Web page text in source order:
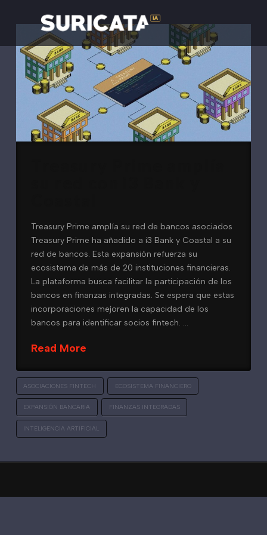
Treasury Prime amplía su red de bancos asociados
Treasury Prime ha añadido a i3 Bank y Coastal a su
red de bancos. Esta expansión refuerza su
ecosistema de más de 20 instituciones financieras.
La plataforma busca facilitar la participación de los
bancos en finanzas integradas. Se espera que estas
incorporaciones mejoren la capacidad de los
bancos para identificar socios fintech. …
Read More
ASOCIACIONES FINTECH ECOSISTEMA FINANCIERO
EXPANSIÓN BANCARIA FINANZAS INTEGRADAS
INTELIGENCIA ARTIFICIAL